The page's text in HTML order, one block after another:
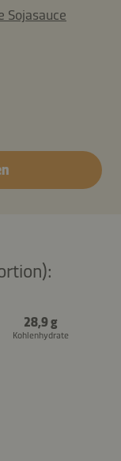
Sojasauce
28,9 g
Kohlenhydrate